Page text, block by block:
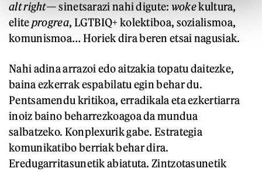
alt right— sinetsarazi nahi digute: wokekultura,
eliteprogrea, LGTBIQ+ kolektiboa, sozialismoa,
komunismoa… Horiek dira beren etsai nagusiak.
Nahi adina arrazoi edo aitzakia topatu daitezke,
baina ezkerrak espabilatu egin behar du.
Pentsamendu kritikoa, erradikala eta ezkertiarra
inoiz baino beharrezkoagoa da mundua
salbatzeko. Konplexurik gabe. Estrategia
komunikatibo berriak behar dira.
Eredugarritasunetik abiatuta. Zintzotasunetik